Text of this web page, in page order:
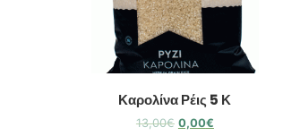
Καρολίνα Ρέις 5 Κ
13,00€ 0,00€